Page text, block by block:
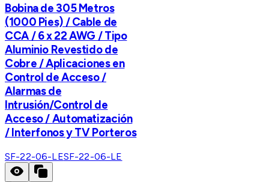
Bobina de 305 Metros
(1000 Pies) / Cable de
CCA / 6 x 22 AWG / Tipo
Aluminio Revestido de
Cobre / Aplicaciones en
Control de Acceso /
Alarmas de
Intrusión/Control de
Acceso / Automatización
/ Interfonos y TV Porteros
SF-22-06-LESF-22-06-LE